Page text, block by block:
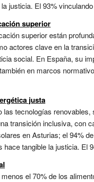
justicia. El 93%
superior
superior están
actores clave en la
social. En España, su
en marcos
justa
las tecnologías
transición inclusiva, con
en Asturias; el 94%
tangible la justicia. El
el 70% de los